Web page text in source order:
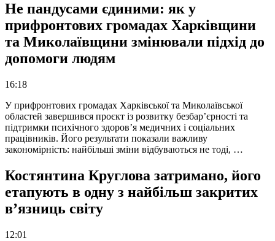
Не пандусами єдиними: як у
прифронтових громадах Харківщини
та Миколаївщини змінювали підхід до
допомоги людям
16:18
У прифронтових громадах Харківської та Миколаївської
областей завершився проєкт із розвитку безбар’єрності та
підтримки психічного здоров’я медичних і соціальних
працівників. Його результати показали важливу
закономірність: найбільші зміни відбуваються не тоді, …
Костянтина Круглова затримано, його
етапують в одну з найбільш закритих
в’язниць світу
12:01